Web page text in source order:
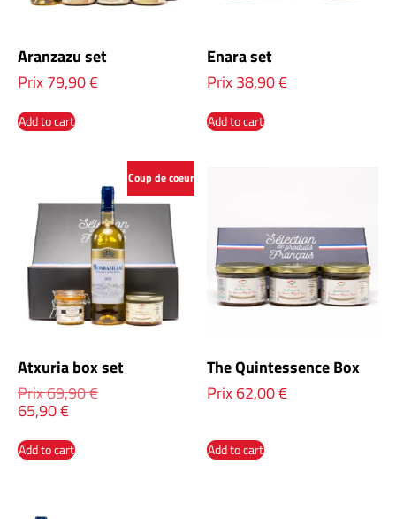
Aranzazu set
Prix79,90€
Add to cart
Enara set
Prix38,90€
Add to cart
Coup de coeur
Atxuria box set
Prix69,90€
65,90€
Add to cart
The Quintessence Box
Prix62,00€
Add to cart